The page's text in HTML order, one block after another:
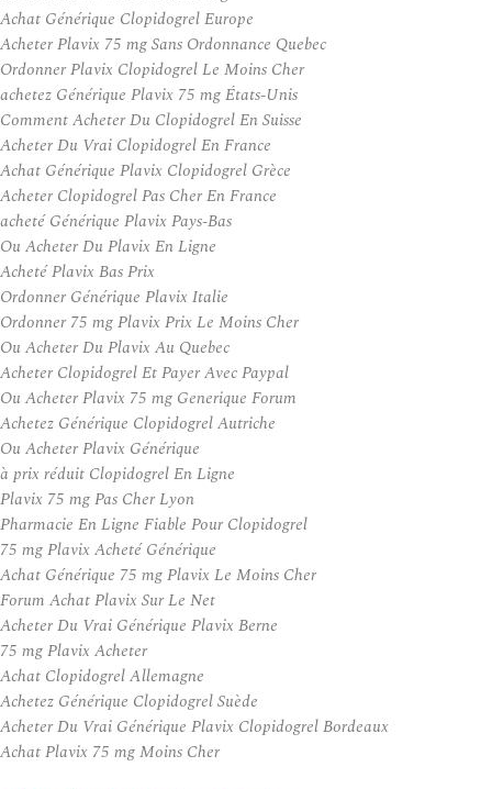
Achat Générique Clopidogrel Europe
Acheter Plavix 75 mg Sans Ordonnance Quebec
Ordonner Plavix Clopidogrel Le Moins Cher
achetez Générique Plavix 75 mg États-Unis
Comment Acheter Du Clopidogrel En Suisse
Acheter Du Vrai Clopidogrel En France
Achat Générique Plavix Clopidogrel Grèce
Acheter Clopidogrel Pas Cher En France
acheté Générique Plavix Pays-Bas
Ou Acheter Du Plavix En Ligne
Acheté Plavix Bas Prix
Ordonner Générique Plavix Italie
Ordonner 75 mg Plavix Prix Le Moins Cher
Ou Acheter Du Plavix Au Quebec
Acheter Clopidogrel Et Payer Avec Paypal
Ou Acheter Plavix 75 mg Generique Forum
Achetez Générique Clopidogrel Autriche
Ou Acheter Plavix Générique
à prix réduit Clopidogrel En Ligne
Plavix 75 mg Pas Cher Lyon
Pharmacie En Ligne Fiable Pour Clopidogrel
75 mg Plavix Acheté Générique
Achat Générique 75 mg Plavix Le Moins Cher
Forum Achat Plavix Sur Le Net
Acheter Du Vrai Générique Plavix Berne
75 mg Plavix Acheter
Achat Clopidogrel Allemagne
Achetez Générique Clopidogrel Suède
Acheter Du Vrai Générique Plavix Clopidogrel Bordeaux
Achat Plavix 75 mg Moins Cher